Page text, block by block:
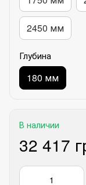
2450 мм
Глубина
180 мм
В наличии
32 417